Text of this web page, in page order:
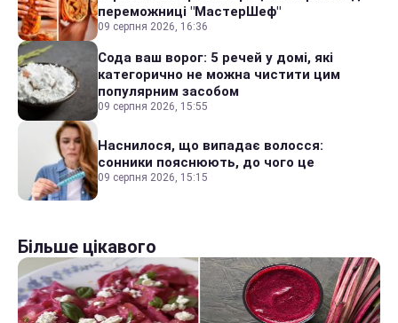
переможниці "МастерШеф"
09 серпня 2026, 16:36
Сода ваш ворог: 5 речей у домі, які
категорично не можна чистити цим
популярним засобом
09 серпня 2026, 15:55
Наснилося, що випадає волосся:
сонники пояснюють, до чого це
09 серпня 2026, 15:15
Більше цікавого